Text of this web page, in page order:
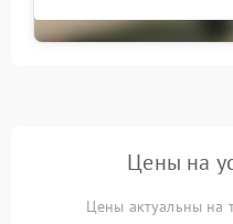
Цены на
Цены актуальны на